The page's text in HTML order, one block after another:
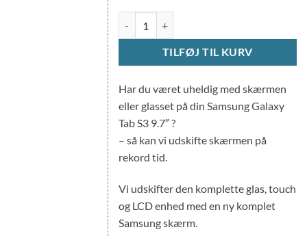
TILFØJ TIL KURV
Har du været uheldig med skærmen
eller glasset på din Samsung Galaxy
Tab S3 9.7″ ?
– så kan vi udskifte skærmen på
rekord tid.
Vi udskifter den komplette glas, touch
og LCD enhed med en ny komplet
Samsung skærm.